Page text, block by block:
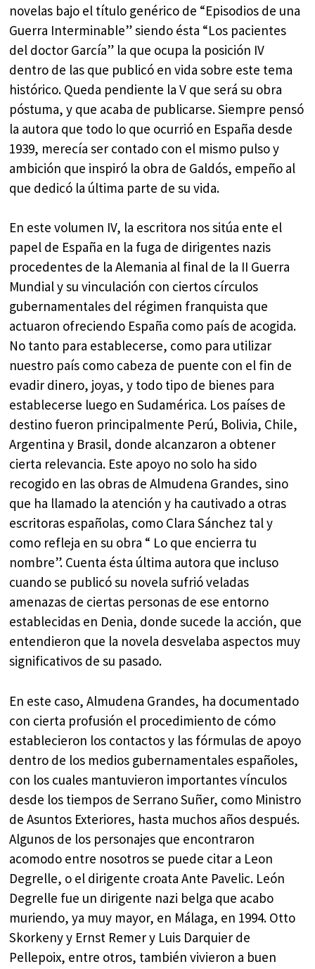
novelas bajo el título genérico de “Episodios de una
Guerra Interminable” siendo ésta “Los pacientes
del doctor García” la que ocupa la posición IV
dentro de las que publicó en vida sobre este tema
histórico. Queda pendiente la V que será su obra
póstuma, y que acaba de publicarse. Siempre pensó
la autora que todo lo que ocurrió en España desde
1939, merecía ser contado con el mismo pulso y
ambición que inspiró la obra de Galdós, empeño al
que dedicó la última parte de su vida.
En este volumen IV, la escritora nos sitúa ente el
papel de España en la fuga de dirigentes nazis
procedentes de la Alemania al final de la II Guerra
Mundial y su vinculación con ciertos círculos
gubernamentales del régimen franquista que
actuaron ofreciendo España como país de acogida.
No tanto para establecerse, como para utilizar
nuestro país como cabeza de puente con el fin de
evadir dinero, joyas, y todo tipo de bienes para
establecerse luego en Sudamérica. Los países de
destino fueron principalmente Perú, Bolivia, Chile,
Argentina y Brasil, donde alcanzaron a obtener
cierta relevancia. Este apoyo no solo ha sido
recogido en las obras de Almudena Grandes, sino
que ha llamado la atención y ha cautivado a otras
escritoras españolas, como Clara Sánchez tal y
como refleja en su obra “ Lo que encierra tu
nombre”. Cuenta ésta última autora que incluso
cuando se publicó su novela sufrió veladas
amenazas de ciertas personas de ese entorno
establecidas en Denia, donde sucede la acción, que
entendieron que la novela desvelaba aspectos muy
significativos de su pasado.
En este caso, Almudena Grandes, ha documentado
con cierta profusión el procedimiento de cómo
establecieron los contactos y las fórmulas de apoyo
dentro de los medios gubernamentales españoles,
con los cuales mantuvieron importantes vínculos
desde los tiempos de Serrano Suñer, como Ministro
de Asuntos Exteriores, hasta muchos años después.
Algunos de los personajes que encontraron
acomodo entre nosotros se puede citar a Leon
Degrelle, o el dirigente croata Ante Pavelic. León
Degrelle fue un dirigente nazi belga que acabo
muriendo, ya muy mayor, en Málaga, en 1994. Otto
Skorkeny y Ernst Remer y Luis Darquier de
Pellepoix, entre otros, también vivieron a buen